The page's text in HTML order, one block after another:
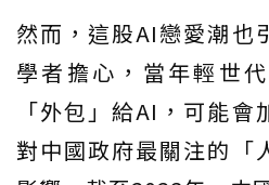
然而，這股AI戀愛潮也
學者擔心，當年輕世
「外包」給AI，可能
對中國政府最關注的「